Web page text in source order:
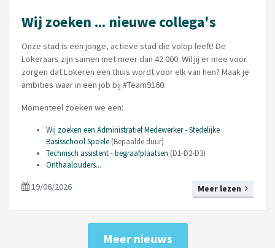
Wij zoeken ... nieuwe collega's
Onze stad is een jonge, actieve stad die volop leeft! De
Lokeraars zijn samen met meer dan 42 000. Wil jij er mee voor
zorgen dat Lokeren een thuis wordt voor elk van hen? Maak je
ambities waar in een job bij #Team9160.
Momenteel zoeken we een:
Wij zoeken een Administratief Medewerker - Stedelijke
Basisschool Spoele (Bepaalde duur)
Technisch assistent - begraafplaatsen (D1-D2-D3)
Onthaalouders...
Meer lezen
19/06/2026
Meer nieuws